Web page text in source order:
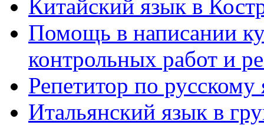
Китайский язык в
Помощь в написании
контрольных работ и
Репетитор по русскому
Итальянский язык в